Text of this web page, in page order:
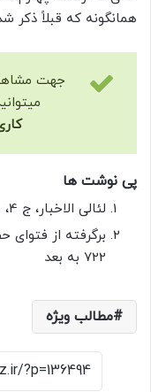
همانگونه که قبلاً ذکر
جهت
پی نوشت ها
لئالی الاخبار، ج 4، ص 196
برگرفته از
722 به بعد
مطالب ویژه